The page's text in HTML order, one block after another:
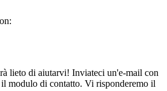
lieto di aiutarvi! Inviateci un'e-mail con
modulo di contatto. Vi risponderemo il